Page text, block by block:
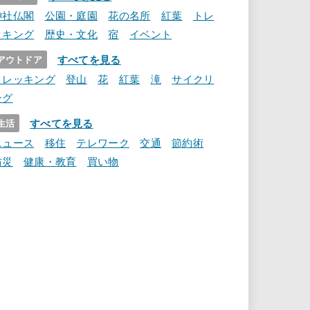
仏閣 公園・庭園 花の名所 紅葉
トレ
ング
歴史・文化 宿 イベント
ウトドア すべてを見る
ッキング 登山 花 紅葉 滝
サイクリ
活 すべてを見る
ース 移住 テレワーク 交通
節約術
健康・教育 買い物